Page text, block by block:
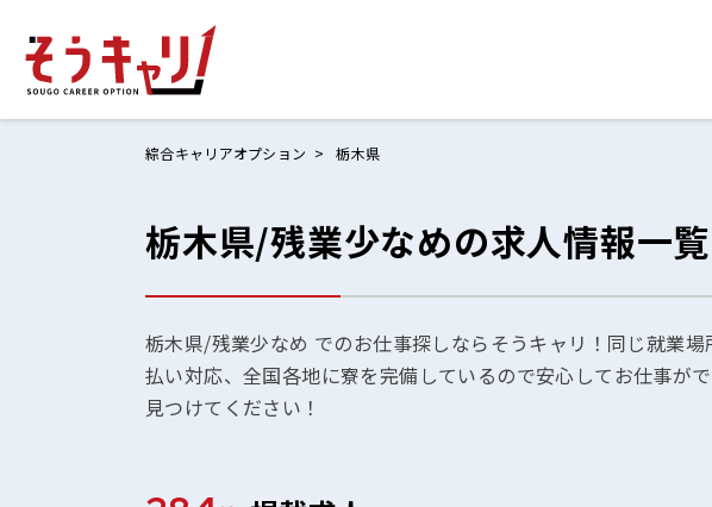
ホームにもどる
お気に入りリスト
お問い合わせ
綜合キャリアオプション 栃木県
栃木県/残業少なめの求人情報一覧
栃木県/残業少なめ でのお仕事探しならそうキャリ！同じ就業
払い対応、全国各地に寮を完備しているので安心してお仕事が
見つけてください！